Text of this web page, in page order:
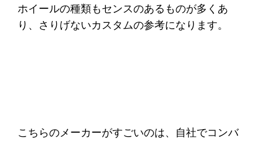
ホイールの種類もセンスのあるものが多くあ
り、さりげないカスタムの参考になります。
こちらのメーカーがすごいのは、自社でコンバ